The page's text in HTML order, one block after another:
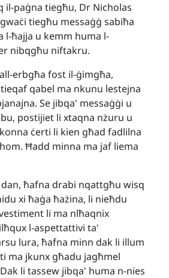
il-paġna tiegħu, Dr Nicholas
tiegħu messaġġ sabiħa
l-ħajja u kemm huma l-
nibqgħu niftakru.
erbgħa fost il-ġimgħa,
qabel ma nkunu lestejna
Se jibqa' messaġġi u
postijiet li xtaqna nżuru u
ċerti li kien għad fadlilna
Ħadd minna ma jaf liema
ħafna drabi nqattgħu wisq
xi ħaġa ħażina, li nieħdu
li ma nlħaqnix
l-aspettattivi ta'
lura, ħafna minn dak li illum
ma jkunx għadu jagħmel
li tassew jibqa' huma n-nies